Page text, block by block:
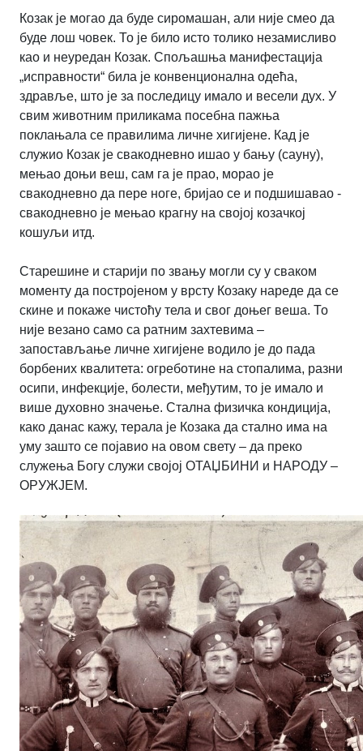
Козак је могао да буде сиромашан, али није смео да
буде лош човек. То је било исто толико незамисливо
као и неуредан Козак. Спољашња манифестација
„исправности“ била је конвенционална одећа,
здравље, што је за последицу имало и весели дух. У
свим животним приликама посебна пажња
поклањала се правилима личне хигијене. Кад је
служио Козак је свакодневно ишао у бању (сауну),
мењао доњи веш, сам га је прао, морао је
свакодневно да пере ноге, бријао се и подшишавао -
свакодневно је мењао крагну на својој козачкој
кошуљи итд.
Старешине и старији по звању могли су у сваком
моменту да постројеном у врсту Козаку нареде да се
скине и покаже чистоћу тела и свог доњег веша. То
није везано само са ратним захтевима –
запостављање личне хигијене водило је до пада
борбених квалитета: огреботине на стопалима, разни
осипи, инфекције, болести, међутим, то је имало и
више духовно значење. Стална физичка кондиција,
како данас кажу, терала је Козака да стално има на
уму зашто се појавио на овом свету – да преко
служења Богу служи својој ОТАЏБИНИ и НАРОДУ –
ОРУЖЈЕМ.